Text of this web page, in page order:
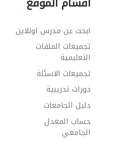
ابحث عن مدرس اونلاين
تجميعات الملفات
التعليمية
تجميعات الاسئلة
دورات تدريبية
دليل الجامعات
حساب المعدل
الجامعي